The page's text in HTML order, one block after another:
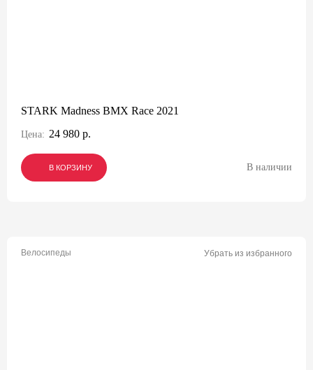
STARK Madness BMX Race 2021
Цена: 24 980 р.
В КОРЗИНУ
В КОРЗИНУ
В КОРЗИНУ В наличии
Велосипеды Убрать из избранного